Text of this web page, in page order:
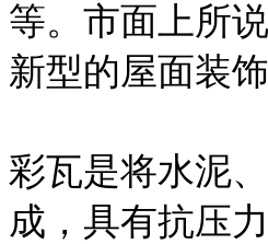
等。市面上所
新型的屋面装饰
彩瓦是将水泥
成，具有抗压